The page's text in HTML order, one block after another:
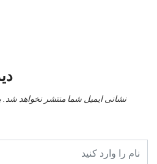
نشانی ایمیل شما منتشر نخواهد شد.